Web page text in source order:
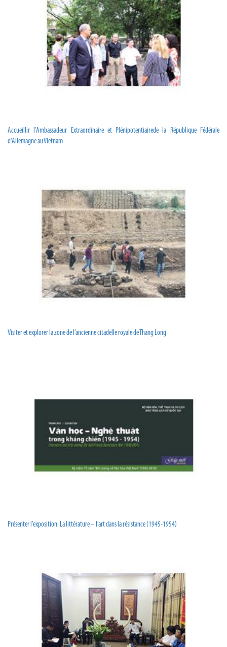
Accueillir l’Ambassadeur Extraordinaire et Plénipotentiairede la République Fédérale
d'Allemagne au Vietnam
Visiter et explorer la zone de l’ancienne citadelle royale de Thang Long
Présenter l’exposition: La littérature – l’art dans la résistance (1945-1954)